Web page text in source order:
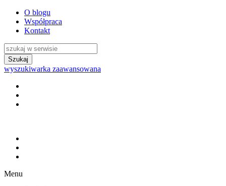
O blogu
Współpraca
Kontakt
wyszukiwarka zaawansowana
Menu